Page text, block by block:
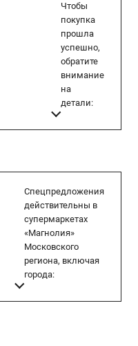
Чтобы
покупка
прошла
успешно,
обратите
внимание
на
детали:
Спецпредложения
действительны в
супермаркетах
«Магнолия»
Московского
региона, включая
города: